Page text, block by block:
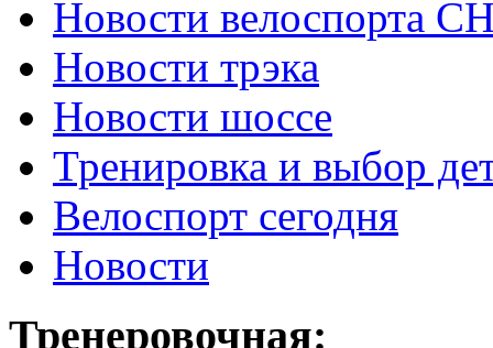
Новости велоспорта
Новости трэка
Новости шоссе
Тренировка и выбор
Велоспорт сегодня
Новости
Тренеровочная: